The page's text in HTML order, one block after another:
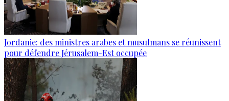
Jordanie: des ministres arabes et musulmans se réunissent
pour défendre Jérusalem-Est occupée